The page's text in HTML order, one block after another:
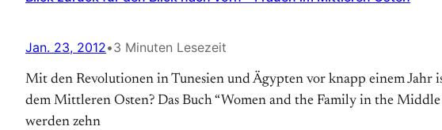
Jan. 23, 2012•3 Minuten Lesezeit
Mit den Revolutionen in Tunesien und Ägypten vor knapp einem Jahr
dem Mittleren Osten? Das Buch “Women and the Family in the
werden zehn